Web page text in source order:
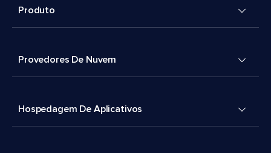
Produto
Provedores De Nuvem
Hospedagem De Aplicativos